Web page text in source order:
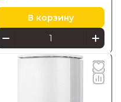
В корзину